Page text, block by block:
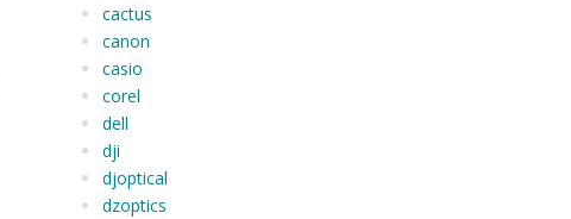
cactus
canon
casio
corel
dell
dji
djoptical
dzoptics